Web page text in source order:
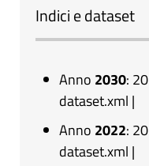
Indici e dataset
Anno 2030:
dataset.xml |
Anno 2022:
dataset.xml |